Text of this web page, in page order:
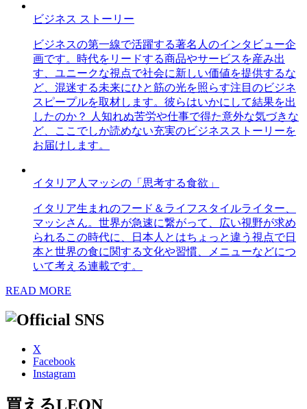
ビジネス ストーリー
ビジネスの第一線で活躍する著名人のインタビュー企
画です。時代をリードする商品やサービスを産み出
す、ユニークな視点で社会に新しい価値を提供するな
ど、混迷する未来にひと筋の光を照らす注目のビジネ
スピープルを取材します。彼らはいかにして結果を出
したのか？ 人知れぬ苦労や仕事で得た意外な気づきな
ど、ここでしか読めない充実のビジネスストーリーを
お届けします。
イタリア人マッシの「思考する食欲」
イタリア生まれのフード＆ライフスタイルライター、
マッシさん。世界が急速に繋がって、広い視野が求め
られるこの時代に、日本人とはちょっと違う視点で日
本と世界の食に関する文化や習慣、メニューなどにつ
いて考える連載です。
READ MORE
X
Facebook
Instagram
買えるLEON